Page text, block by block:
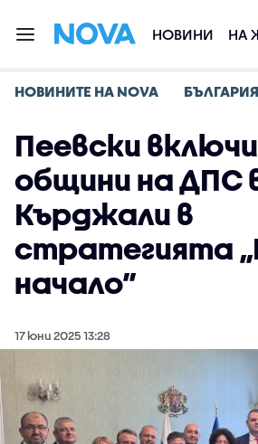
НОВИНИ НА
НОВИНИТЕ НА NOVA БЪЛГАРИЯ
Пеевски
общини на ДПС
Кърджали в
стратегията
начало”
17 юни 2025 13:28